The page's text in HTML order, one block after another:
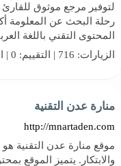
لتوفير مرجع موثوق
رحلة البحث عن المعلومة
المحتوى التقني باللغة
الزيارات: 716 | التقييم: 0 | المقيّمين: 0 | الدولة:
منارة عدن التقنية
http://mnartaden.com
موقع منارة عدن التقنية
والابتكار. يتميز الموقع